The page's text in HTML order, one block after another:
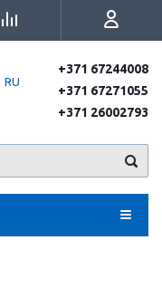
RU
+371 67244008
+371 67271055
+371 26002793